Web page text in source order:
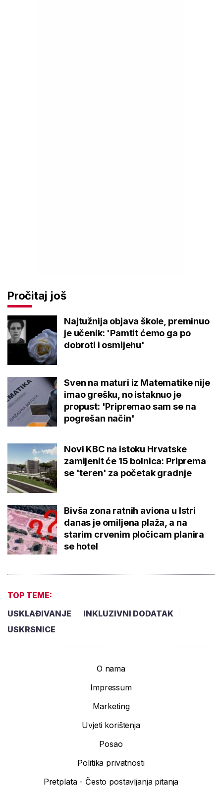
Pročitaj još
Najtužnija objava škole, preminuo
je učenik: 'Pamtit ćemo ga po
dobroti i osmijehu'
Sven na maturi iz Matematike nije
imao grešku, no istaknuo je
propust: 'Pripremao sam se na
pogrešan način'
Novi KBC na istoku Hrvatske
zamijenit će 15 bolnica: Priprema
se 'teren' za početak gradnje
Bivša zona ratnih aviona u Istri
danas je omiljena plaža, a na
starim crvenim pločicam planira
se hotel
TOP TEME:
USKLAĐIVANJE
INKLUZIVNI DODATAK
USKRSNICE
O nama
Impressum
Marketing
Uvjeti korištenja
Posao
Politika privatnosti
Pretplata - Često postavljanja pitanja